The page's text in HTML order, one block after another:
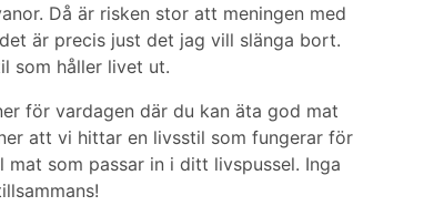
Då är risken stor att meningen med
är precis just det jag vill slänga bort.
som håller livet ut.
för vardagen där du kan äta god mat
att vi hittar en livsstil som fungerar för
som passar in i ditt livspussel. Inga